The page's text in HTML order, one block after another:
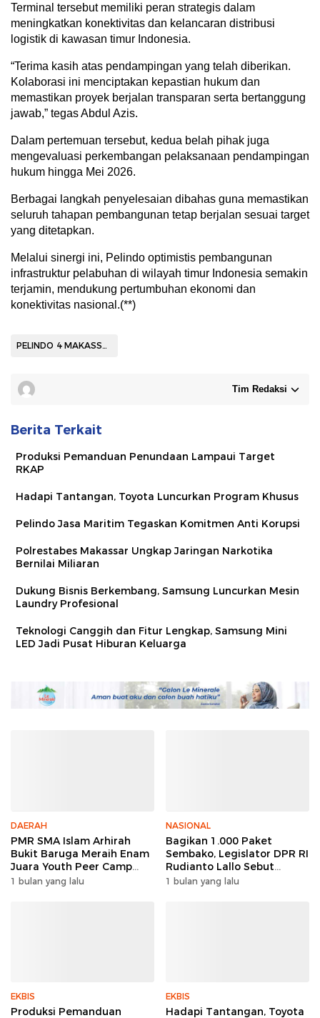
Terminal tersebut memiliki peran strategis dalam
meningkatkan konektivitas dan kelancaran distribusi
logistik di kawasan timur Indonesia.
“Terima kasih atas pendampingan yang telah diberikan.
Kolaborasi ini menciptakan kepastian hukum dan
memastikan proyek berjalan transparan serta bertanggung
jawab,” tegas Abdul Azis.
Dalam pertemuan tersebut, kedua belah pihak juga
mengevaluasi perkembangan pelaksanaan pendampingan
hukum hingga Mei 2026.
Berbagai langkah penyelesaian dibahas guna memastikan
seluruh tahapan pembangunan tetap berjalan sesuai target
yang ditetapkan.
Melalui sinergi ini, Pelindo optimistis pembangunan
infrastruktur pelabuhan di wilayah timur Indonesia semakin
terjamin, mendukung pertumbuhan ekonomi dan
konektivitas nasional.(**)
PELINDO 4 MAKASSAR
Tim Redaksi
Berita Terkait
Produksi Pemanduan Penundaan Lampaui Target
RKAP
Hadapi Tantangan, Toyota Luncurkan Program Khusus
Pelindo Jasa Maritim Tegaskan Komitmen Anti Korupsi
Polrestabes Makassar Ungkap Jaringan Narkotika
Bernilai Miliaran
Dukung Bisnis Berkembang, Samsung Luncurkan Mesin
Laundry Profesional
Teknologi Canggih dan Fitur Lengkap, Samsung Mini
LED Jadi Pusat Hiburan Keluarga
DAERAH
PMR SMA Islam Arhirah
Bukit Baruga Meraih Enam
Juara Youth Peer Camp
2026
1 bulan yang lalu
NASIONAL
Bagikan 1.000 Paket
Sembako, Legislator DPR RI
Rudianto Lallo Sebut
Kepercayaan Publik Ke
1 bulan yang lalu
EKBIS
Produksi Pemanduan
EKBIS
Hadapi Tantangan, Toyota